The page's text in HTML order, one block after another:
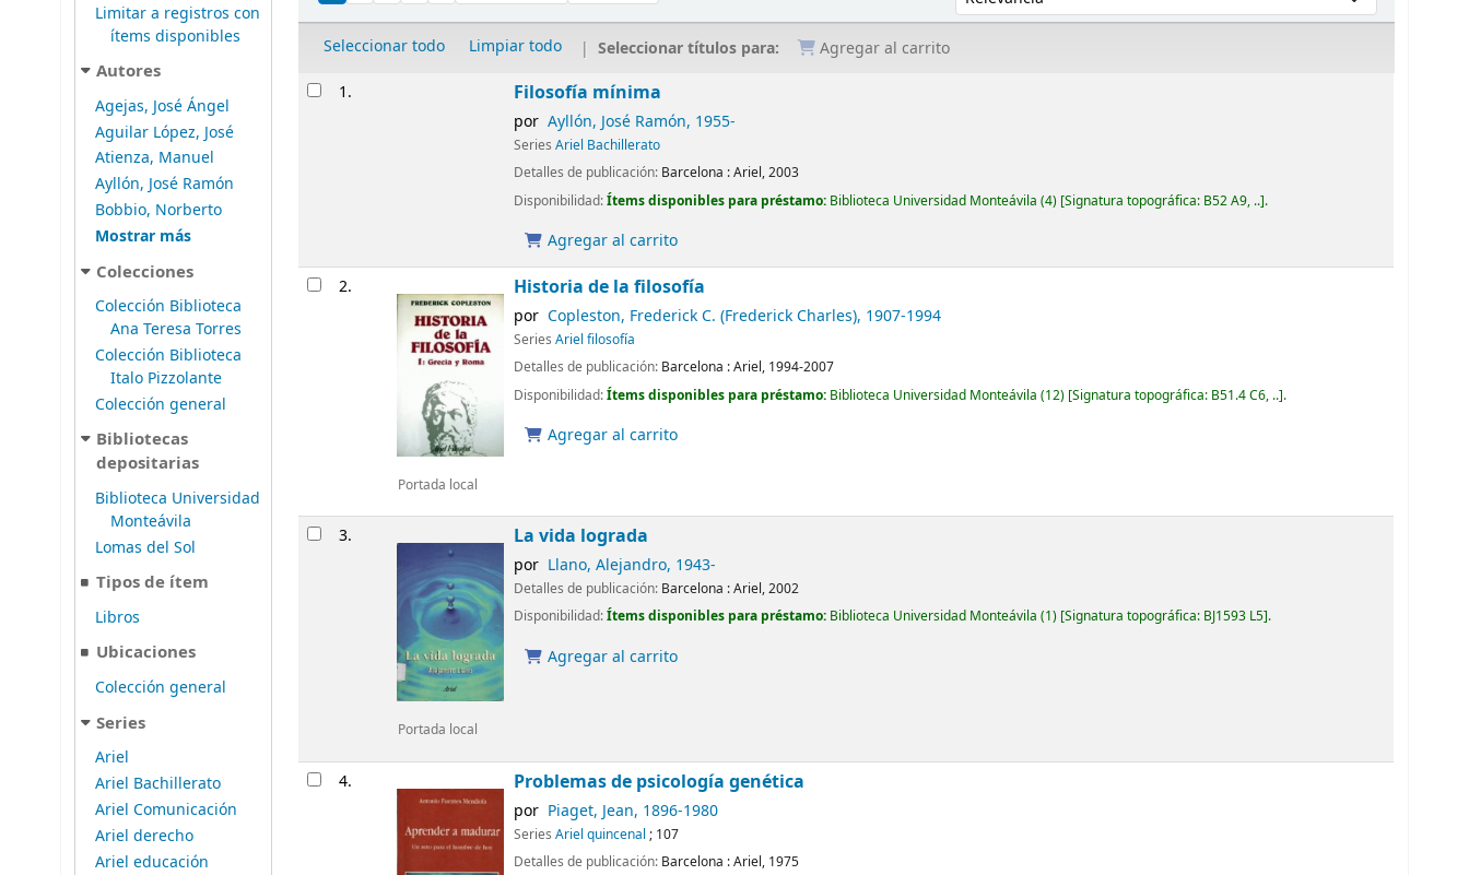
Limitar a registros con
ítems disponibles
Autores
Agejas, José Ángel
Aguilar López, José
Atienza, Manuel
Ayllón, José Ramón
Bobbio, Norberto
Mostrar más
Colecciones
Colección Biblioteca
Ana Teresa Torres
Colección Biblioteca
Italo Pizzolante
Colección general
Bibliotecas
depositarias
Biblioteca Universidad
Monteávila
Lomas del Sol
Tipos de ítem
Libros
Ubicaciones
Colección general
Series
Ariel
Ariel Bachillerato
Ariel Comunicación
Ariel derecho
Ariel educación
Seleccionar todo Limpiar todo Seleccionar títulos para: Agregar al carrito
Resultados
1. Filosofía mínima
por Ayllón, José Ramón, 1955-
SeriesAriel Bachillerato
Detalles de publicación: Barcelona :Ariel,2003
Disponibilidad:Ítems disponibles para préstamo: Biblioteca Universidad Monteávila (4) Signatura topográfica: B52 A9, .. .
Agregar al carrito
2.
Portada local
Historia de la filosofía
por Copleston, Frederick C. (Frederick Charles), 1907-1994
SeriesAriel filosofía
Detalles de publicación: Barcelona :Ariel, 1994-2007
Disponibilidad:Ítems disponibles para préstamo: Biblioteca Universidad Monteávila (12) Signatura topográfica: B51.4 C6, .. .
Agregar al carrito
3.
Portada local
La vida lograda
por Llano, Alejandro, 1943-
Detalles de publicación: Barcelona :Ariel,2002
Disponibilidad:Ítems disponibles para préstamo: Biblioteca Universidad Monteávila (1) Signatura topográfica: BJ1593 L5 .
Agregar al carrito
4. Problemas de psicología genética
por Piaget, Jean, 1896-1980
SeriesAriel quincenal ; 107
Detalles de publicación: Barcelona :Ariel, 1975